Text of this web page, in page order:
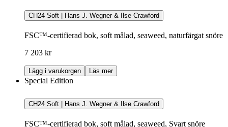
CH24 Soft | Hans J. Wegner & Ilse Crawford
FSC™-certifierad bok, soft målad, seaweed, naturfärgat snöre
7 203 kr
Lägg i varukorgen Läs mer
Special Edition
CH24 Soft | Hans J. Wegner & Ilse Crawford
FSC™-certifierad bok, soft målad, seaweed, Svart snöre